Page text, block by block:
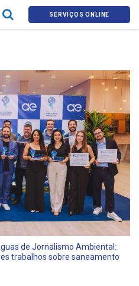
SERVIÇOS ONLINE
de Jornalismo Ambiental:
trabalhos sobre saneamento